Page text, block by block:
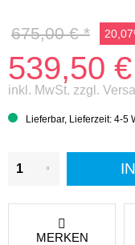
539,50
inkl. MwSt. zzgl.
675,00 € *
Lieferbar, Lieferzeit: 4-5
MERKEN